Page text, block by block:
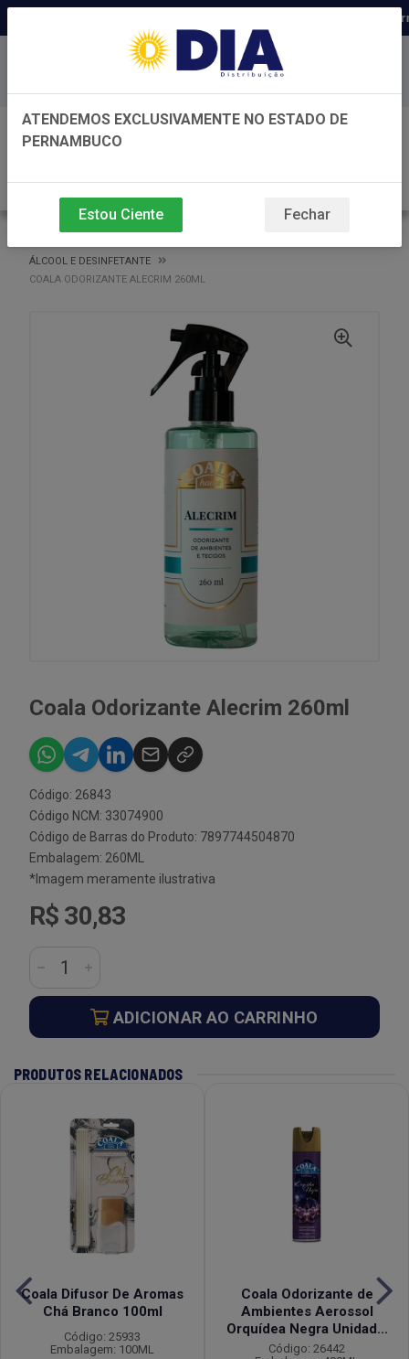
Distribuidora há 22 anos em
Baixe já nosso APP
ÁLCOOL E DESINFETANTE
COALA ODORIZANTE ALECRIM 260ML
Coala Odorizante Alecrim 260ml
Código: 26843
Código NCM: 33074900
Código de Barras do Produto: 7897744504870
Embalagem: 260ML
*Imagem meramente ilustrativa
R$ 30,83
ADICIONAR AO CARRINHO
PRODUTOS RELACIONADOS
Coala Difusor De Aromas
Chá Branco 100ml
Código: 25933
Embalagem: 100ML
Coala Odorizante de
Ambientes Aerossol
Orquídea Negra Unidad...
Código: 26442
ATENDEMOS EXCLUSIVAMENTE NO ESTADO DE
PERNAMBUCO
Estou Ciente Fechar